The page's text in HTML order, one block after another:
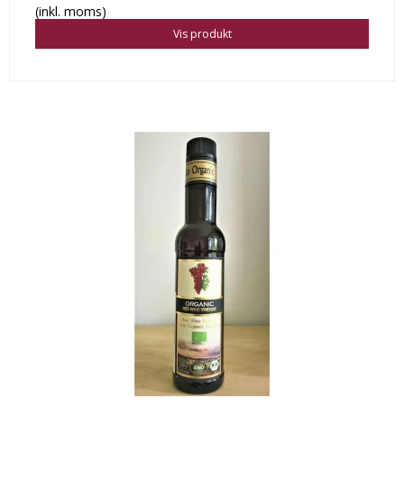
(inkl. moms)
Vis produkt